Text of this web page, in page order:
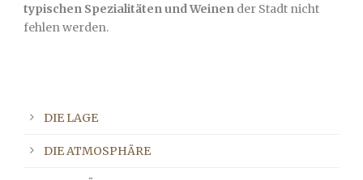
typischen Spezialitäten und Weinen der Stadt nicht
fehlen werden.
DIE LAGE
DIE ATMOSPHÄRE